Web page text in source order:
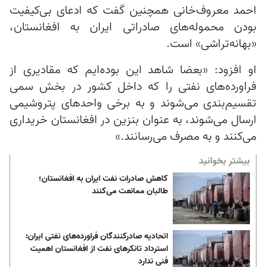
احمد معروف‌خانی همچنین گفت که ادعای بی‌کیفیت
بودن محموله‌های صادراتی ایران به افغانستان،
«بهانه‌تراشی» است.
او افزود: «بعضا شاهد این بوده‌ایم که مقادیری از
فراورده‌های نفتی را که داخل کشور در بخش سمی
تقسیم‌بندی می‌شوند و به برخی واحدهای پتروشیمی
ارسال می‌شوند، به عنوان بنزین در افغانستان خریداری
می‌کنند و به مصرف می‌رسانند.»
بیشتر بخوانید
کاهش صادرات نفت ایران به افغانستان؛
طالبان ممانعت می‌کنند
اتحادیه صادرکنندگان فراورده‌های نفتی ایران:
استرداد تانکرهای نفت از افغانستان اهمیت
فنی ندارد